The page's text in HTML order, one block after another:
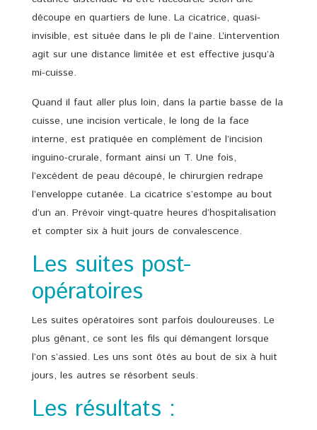
découpe en quartiers de lune. La cicatrice, quasi-
invisible, est située dans le pli de l’aine. L’intervention
agit sur une distance limitée et est effective jusqu’à
mi-cuisse.
Quand il faut aller plus loin, dans la partie basse de la
cuisse, une incision verticale, le long de la face
interne, est pratiquée en complément de l’incision
inguino-crurale, formant ainsi un T. Une fois,
l’excédent de peau découpé, le chirurgien redrape
l’enveloppe cutanée. La cicatrice s’estompe au bout
d’un an. Prévoir vingt-quatre heures d’hospitalisation
et compter six à huit jours de convalescence.
Les suites post-
opératoires
Les suites opératoires sont parfois douloureuses. Le
plus gênant, ce sont les fils qui démangent lorsque
l’on s’assied. Les uns sont ôtés au bout de six à huit
jours, les autres se résorbent seuls.
Les résultats :